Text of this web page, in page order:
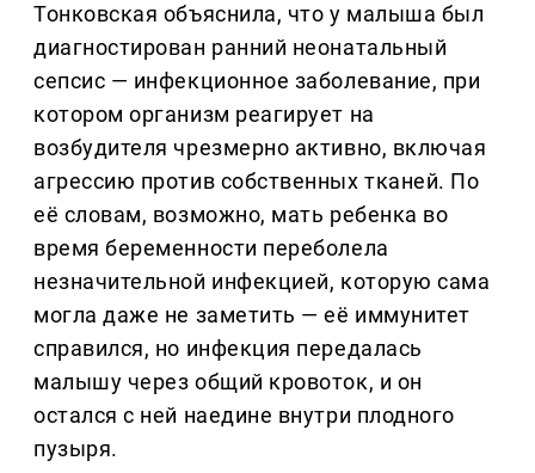
Тонковская объяснила, что у малыша был
диагностирован ранний неонатальный
сепсис — инфекционное заболевание, при
котором организм реагирует на
возбудителя чрезмерно активно, включая
агрессию против собственных тканей. По
её словам, возможно, мать ребенка во
время беременности переболела
незначительной инфекцией, которую сама
могла даже не заметить — её иммунитет
справился, но инфекция передалась
малышу через общий кровоток, и он
остался с ней наедине внутри плодного
пузыря.